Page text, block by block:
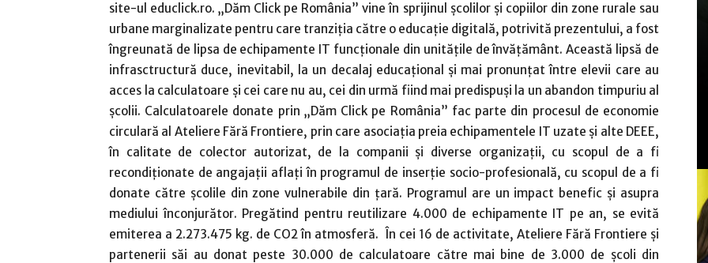
site-ul educlick.ro. „Dăm Click pe România” vine în sprijinul școlilor și copiilor din zone rurale sau
urbane marginalizate pentru care tranziția către o educație digitală, potrivită prezentului, a fost
îngreunată de lipsa de echipamente IT funcționale din unitățile de învățământ. Această lipsă de
infrasctructură duce, inevitabil, la un decalaj educațional și mai pronunțat între elevii care au
acces la calculatoare și cei care nu au, cei din urmă fiind mai predispuși la un abandon timpuriu al
școlii. Calculatoarele donate prin „Dăm Click pe România” fac parte din procesul de economie
circulară al Ateliere Fără Frontiere, prin care asociația preia echipamentele IT uzate și alte DEEE,
în calitate de colector autorizat, de la companii și diverse organizații, cu scopul de a fi
recondiționate de angajații aflați în programul de inserție socio-profesională, cu scopul de a fi
donate către școlile din zone vulnerabile din țară. Programul are un impact benefic și asupra
mediului înconjurător. Pregătind pentru reutilizare 4.000 de echipamente IT pe an, se evită
emiterea a 2.273.475 kg. de CO2 în atmosferă. În cei 16 de activitate, Ateliere Fără Frontiere și
partenerii săi au donat peste 30.000 de calculatoare către mai bine de 3.000 de școli din